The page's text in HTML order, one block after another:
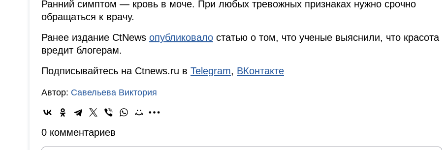
Ранний симптом — кровь в моче. При любых тревожных признаках нужно срочно
обращаться к врачу.
Ранее издание CtNews опубликовало статью о том, что ученые выяснили, что красота
вредит блогерам.
Подписывайтесь на Ctnews.ru в Telegram, ВКонтакте
Автор: Савельева Виктория
0 комментариев